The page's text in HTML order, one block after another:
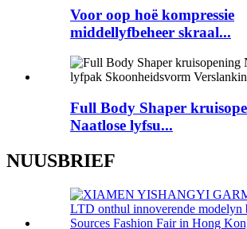
Voor oop hoë kompressie
middellyfbeheer skraal...
Full Body Shaper
Naatlose lyfsu...
NUUSBRIEF